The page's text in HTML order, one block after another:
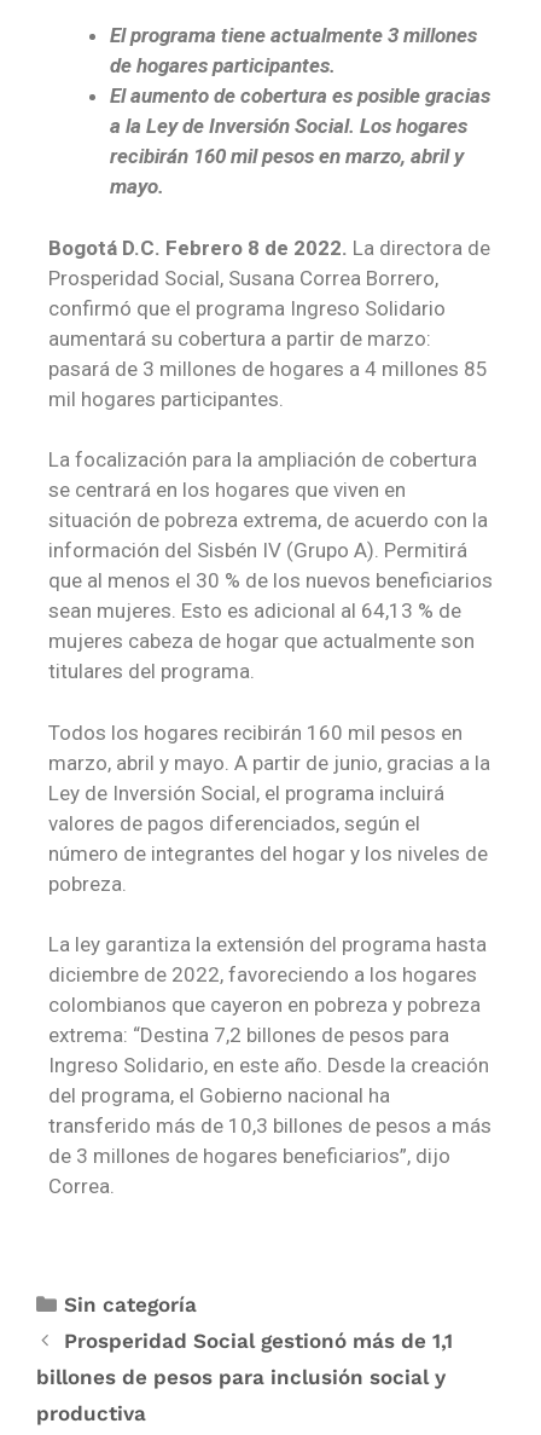
El programa tiene actualmente 3 millones
de hogares participantes.
El aumento de cobertura es posible gracias
a la Ley de Inversión Social. Los hogares
recibirán 160 mil pesos en marzo, abril y
mayo.
Bogotá D.C. Febrero 8 de 2022. La directora de
Prosperidad Social, Susana Correa Borrero,
confirmó que el programa Ingreso Solidario
aumentará su cobertura a partir de marzo:
pasará de 3 millones de hogares a 4 millones 85
mil hogares participantes.
La focalización para la ampliación de cobertura
se centrará en los hogares que viven en
situación de pobreza extrema, de acuerdo con la
información del Sisbén IV (Grupo A). Permitirá
que al menos el 30 % de los nuevos beneficiarios
sean mujeres. Esto es adicional al 64,13 % de
mujeres cabeza de hogar que actualmente son
titulares del programa.
Todos los hogares recibirán 160 mil pesos en
marzo, abril y mayo. A partir de junio, gracias a la
Ley de Inversión Social, el programa incluirá
valores de pagos diferenciados, según el
número de integrantes del hogar y los niveles de
pobreza.
La ley garantiza la extensión del programa hasta
diciembre de 2022, favoreciendo a los hogares
colombianos que cayeron en pobreza y pobreza
extrema: “Destina 7,2 billones de pesos para
Ingreso Solidario, en este año. Desde la creación
del programa, el Gobierno nacional ha
transferido más de 10,3 billones de pesos a más
de 3 millones de hogares beneficiarios”, dijo
Correa.
Sin categoría
Prosperidad Social gestionó más de 1,1
billones de pesos para inclusión social y
productiva